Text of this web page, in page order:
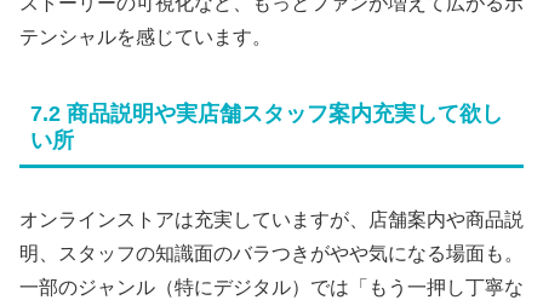
テンシャルを感じています。
7.2 商品説明や実店舗スタッフ案内充実して欲し
い所
オンラインストアは充実していますが、店舗案内や商品説
明、スタッフの知識面のバラつきがやや気になる場面も。
一部のジャンル（特にデジタル）では「もう一押し丁寧な